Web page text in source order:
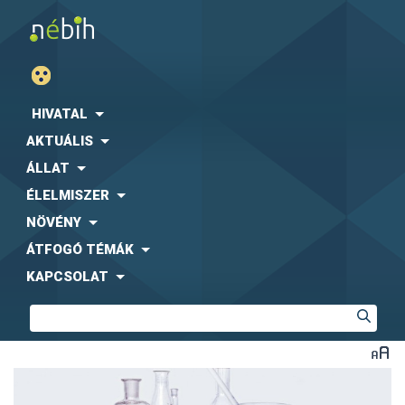
HIVATAL
AKTUÁLIS
ÁLLAT
ÉLELMISZER
NÖVÉNY
ÁTFOGÓ TÉMÁK
KAPCSOLAT